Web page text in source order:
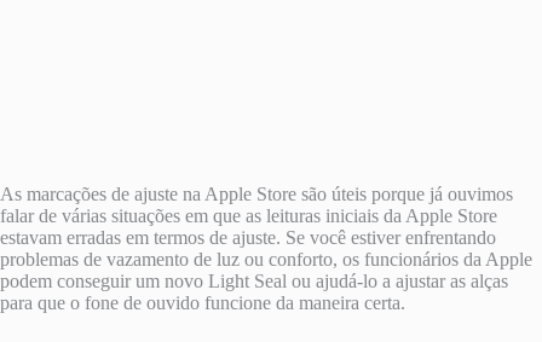
As marcações de ajuste na Apple Store são úteis porque já ouvimos
falar de várias situações em que as leituras iniciais da ‌Apple Store‌
estavam erradas em termos de ajuste. Se você estiver enfrentando
problemas de vazamento de luz ou conforto, os funcionários da Apple
podem conseguir um novo Light Seal ou ajudá-lo a ajustar as alças
para que o fone de ouvido funcione da maneira certa.